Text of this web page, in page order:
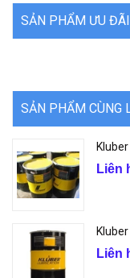
SẢN PHẨM ƯU ĐÃI
SẢN PHẨM CÙNG
Liên
Liên